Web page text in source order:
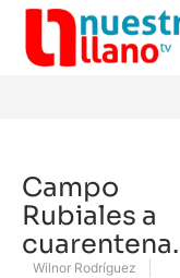
Campo
Rubiales a
cuarentena.
Wilnor Rodríguez